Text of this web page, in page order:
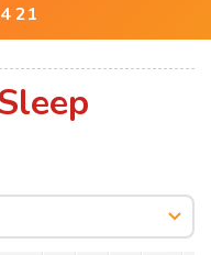
21